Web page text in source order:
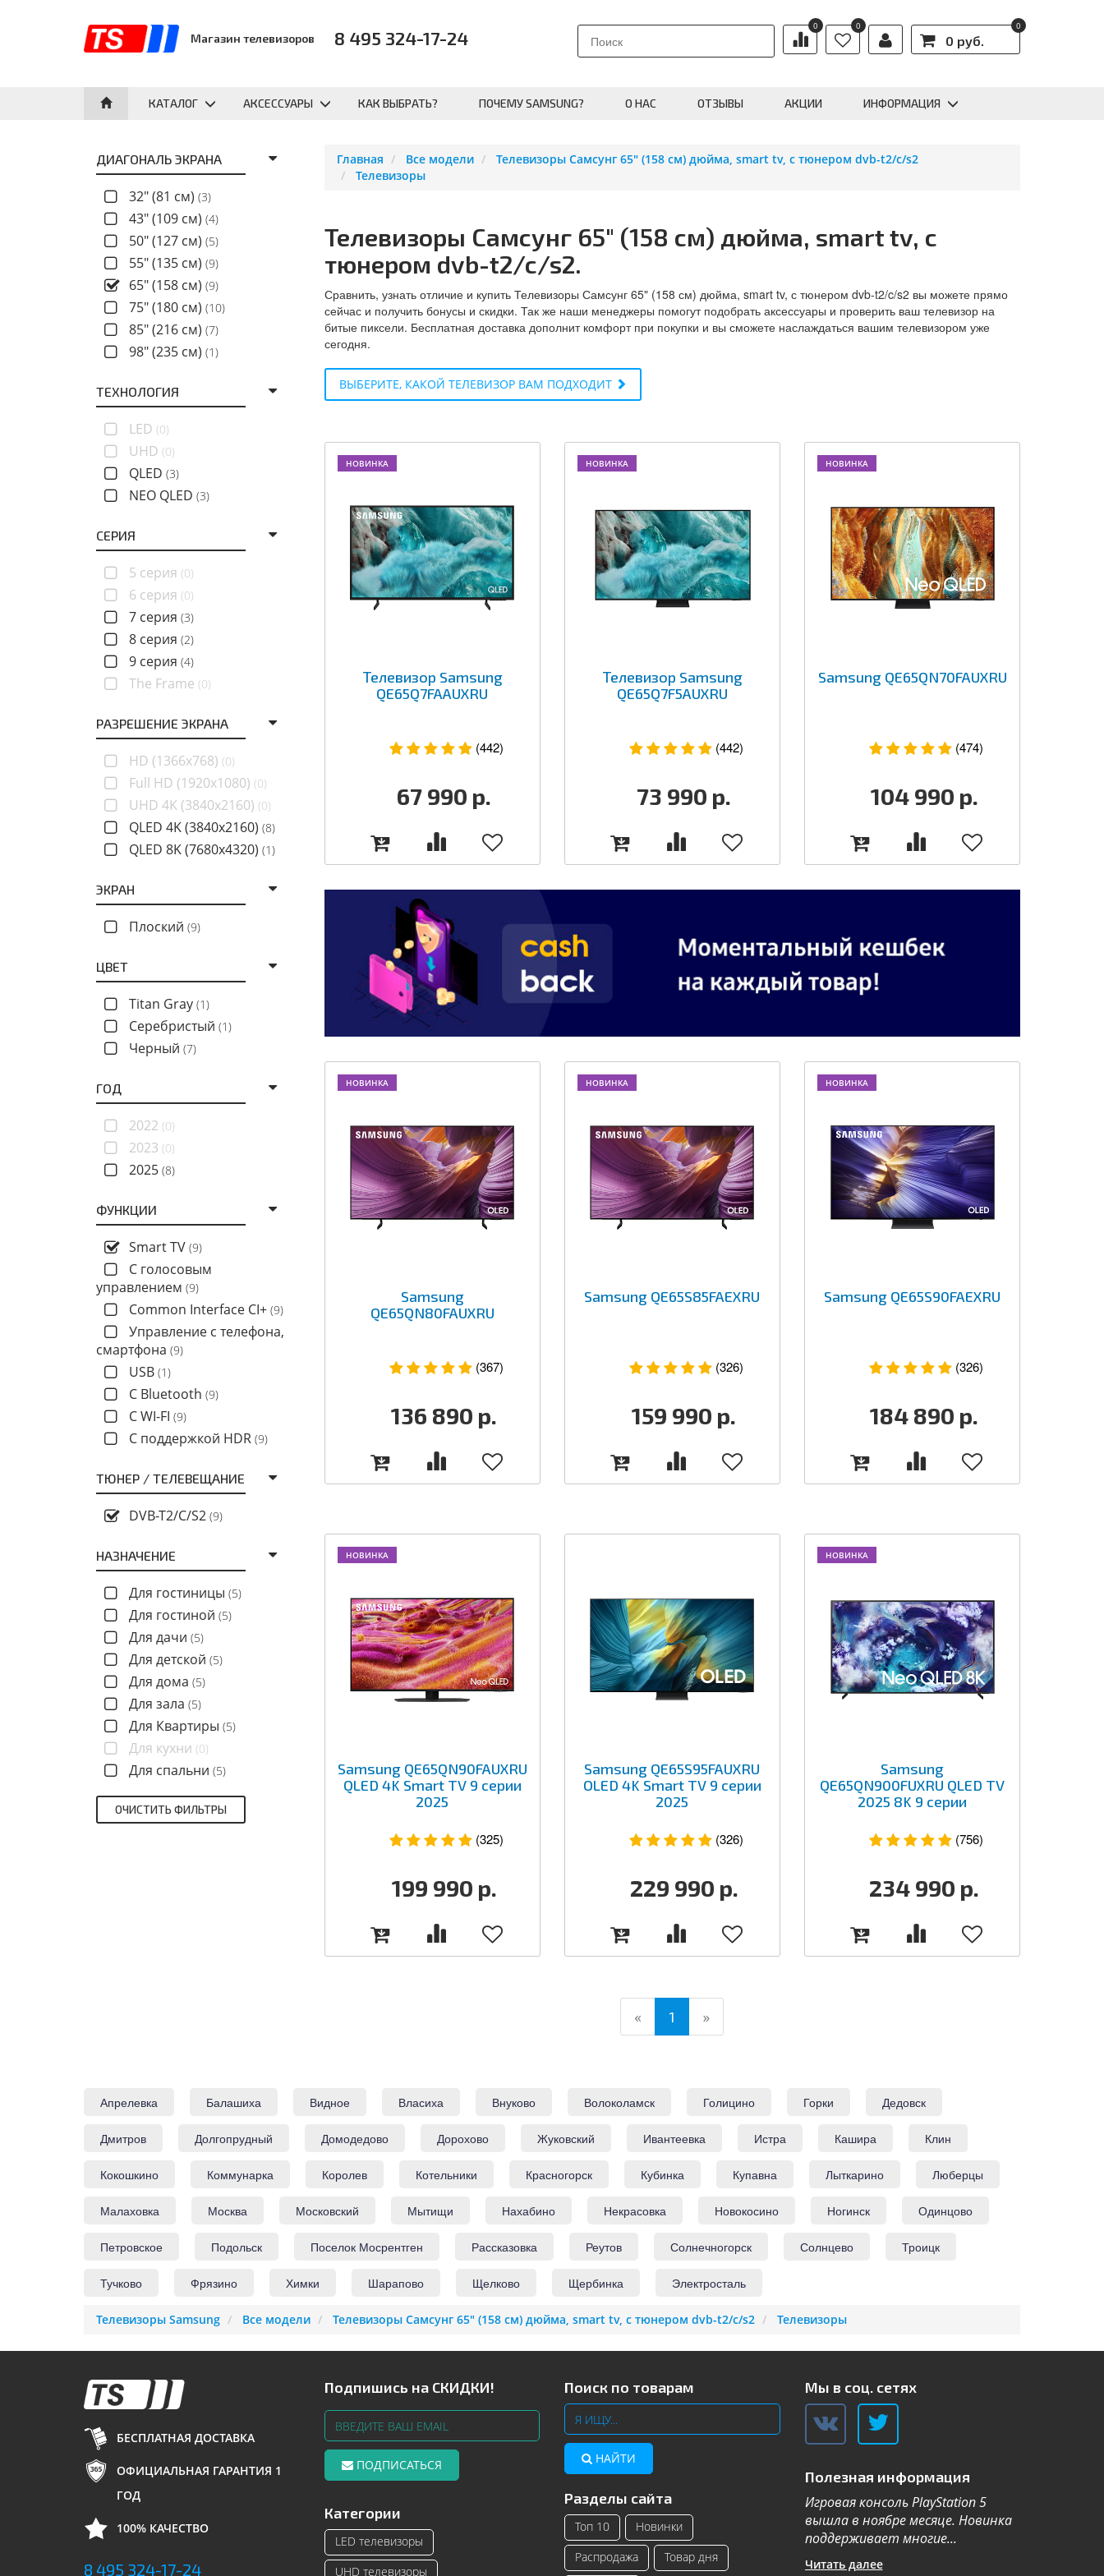
Магазин телевизоров 8 495 324-17-24
0 0
0 руб.
0
КАТАЛОГ АКСЕССУАРЫ КАК ВЫБРАТЬ? ПОЧЕМУ SAMSUNG? О НАС ОТЗЫВЫ АКЦИИ ИНФОРМАЦИЯ
ДИАГОНАЛЬ ЭКРАНА
32" (81 см) (3)
43" (109 см) (4)
50" (127 см) (5)
55" (135 см) (9)
65" (158 см) (9)
75" (180 см) (10)
85" (216 см) (7)
98" (235 см) (1)
ТЕХНОЛОГИЯ
LED (0)
UHD (0)
QLED (3)
NEO QLED (3)
СЕРИЯ
5 серия (0)
6 серия (0)
7 серия (3)
8 серия (2)
9 серия (4)
The Frame (0)
РАЗРЕШЕНИЕ ЭКРАНА
HD (1366x768) (0)
Full HD (1920x1080) (0)
UHD 4K (3840x2160) (0)
QLED 4K (3840x2160) (8)
QLED 8K (7680x4320) (1)
ЭКРАН
Плоский (9)
ЦВЕТ
Titan Gray (1)
Серебристый (1)
Черный (7)
ГОД
2022 (0)
2023 (0)
2025 (8)
ФУНКЦИИ
Smart TV (9)
C голосовым
управлением (9)
Common Interface CI+ (9)
Управление с телефона,
смартфона (9)
USB (1)
С Bluetooth (9)
С WI-FI (9)
С поддержкой HDR (9)
ТЮНЕР / ТЕЛЕВЕЩАНИЕ
DVB-T2/C/S2 (9)
НАЗНАЧЕНИЕ
Для гостиницы (5)
Для гостиной (5)
Для дачи (5)
Для детской (5)
Для дома (5)
Для зала (5)
Для Квартиры (5)
Для кухни (0)
Для спальни (5)
Главная Все модели
Телевизоры Самсунг 65" (158 см) дюйма, smart tv, с тюнером dvb-t2/c/s2
Телевизоры
Телевизоры Самсунг 65" (158 см) дюйма, smart tv, с
тюнером dvb-t2/c/s2.
Сравнить, узнать отличие и купить Телевизоры Самсунг 65" (158 см) дюйма, smart tv, с тюнером dvb-t2/c/s2 вы можете прямо
сейчас и получить бонусы и скидки. Так же наши менеджеры помогут подобрать аксессуары и проверить ваш телевизор на
битые пиксели. Бесплатная доставка дополнит комфорт при покупки и вы сможете наслаждаться вашим телевизором уже
сегодня.
ВЫБЕРИТЕ, КАКОЙ ТЕЛЕВИЗОР ВАМ ПОДХОДИТ
НОВИНКА
Телевизор Samsung
QE65Q7FAAUXRU
(442)
67 990 р.
НОВИНКА
Телевизор Samsung
QE65Q7F5AUXRU
(442)
73 990 р.
НОВИНКА
Samsung QE65QN70FAUXRU
(474)
104 990 р.
НОВИНКА
Samsung
QE65QN80FAUXRU
(367)
136 890 р.
НОВИНКА
Samsung QE65S85FAEXRU
(326)
159 990 р.
НОВИНКА
Samsung QE65S90FAEXRU
(326)
184 890 р.
НОВИНКА
Samsung QE65QN90FAUXRU
QLED 4K Smart TV 9 серии
2025
(325)
199 990 р.
Samsung QE65S95FAUXRU
OLED 4K Smart TV 9 серии
2025
(326)
229 990 р.
НОВИНКА
Samsung
QE65QN900FUXRU QLED TV
2025 8K 9 серии
(756)
234 990 р.
« 1 (current)
»
Апрелевка Балашиха Видное Власиха Внуково Волоколамск Голицино Горки Дедовск
Дмитров Долгопрудный Домодедово Дорохово Жуковский Ивантеевка Истра Кашира Клин
Кокошкино Коммунарка Королев Котельники Красногорск Кубинка Купавна Лыткарино Люберцы
Малаховка Москва Московский Мытищи Нахабино Некрасовка Новокосино Ногинск Одинцово
Петровское Подольск Поселок Мосрентген Рассказовка Реутов Солнечногорск Солнцево Троицк
Тучково Фрязино Химки Шарапово Щелково Щербинка Электросталь
Телевизоры Samsung Все модели Телевизоры Самсунг 65" (158 см) дюйма, smart tv, с тюнером dvb-t2/c/s2 Телевизоры
БЕСПЛАТНАЯ ДОСТАВКА
ОФИЦИАЛЬНАЯ ГАРАНТИЯ 1
ГОД
100% КАЧЕСТВО
8 495 324-17-24
Подпишись на СКИДКИ!
ПОДПИСАТЬСЯ
Категории
LED телевизоры
UHD телевизоры
Поиск по товарам
НАЙТИ
Разделы сайта
Топ 10
Новинки
Распродажа
Товар дня
Мы в соц. сетях
Полезная информация
Телевизоры Samsung с изогнутым
экраном – инновационные модели
телевизоро...
Читать далее
Читать далее
Игровая консоль PlayStation 5
вышла в ноябре месяце. Новинка
поддерживает многие...
Читать далее